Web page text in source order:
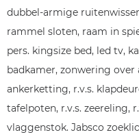
dubbel-armige
rammel sloten, raam in
pers. kingsize bed, led tv,
badkamer, zonwering over
ankerketting, r.v.s.
tafelpoten, r.v.s. zeereling,
vlaggenstok. Jabsco